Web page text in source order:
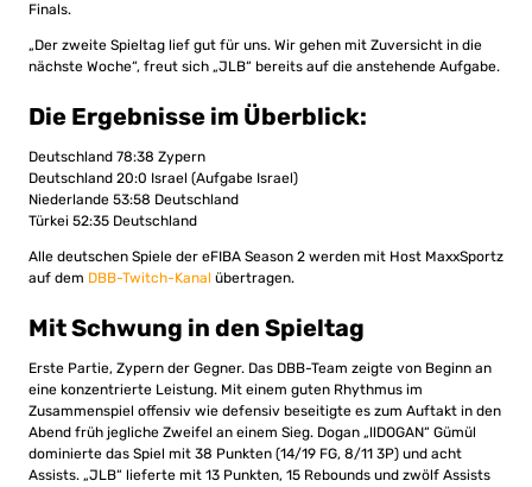
Finals.
„Der zweite Spieltag lief gut für uns. Wir gehen mit Zuversicht in die
nächste Woche“, freut sich „JLB“ bereits auf die anstehende Aufgabe.
Die Ergebnisse im Überblick:
Deutschland 78:38 Zypern
Deutschland 20:0 Israel (Aufgabe Israel)
Niederlande 53:58 Deutschland
Türkei 52:35 Deutschland
Alle deutschen Spiele der eFIBA Season 2 werden mit Host MaxxSportz
auf dem DBB-Twitch-Kanal übertragen.
Mit Schwung in den Spieltag
Erste Partie, Zypern der Gegner. Das DBB-Team zeigte von Beginn an
eine konzentrierte Leistung. Mit einem guten Rhythmus im
Zusammenspiel offensiv wie defensiv beseitigte es zum Auftakt in den
Abend früh jegliche Zweifel an einem Sieg. Dogan „llDOGAN“ Gümül
dominierte das Spiel mit 38 Punkten (14/19 FG, 8/11 3P) und acht
Assists. „JLB“ lieferte mit 13 Punkten, 15 Rebounds und zwölf Assists